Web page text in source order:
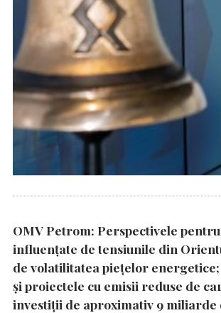
OMV Petrom: Perspectivele pentru
influențate de tensiunile din
de volatilitatea piețelor energetice;
și proiectele cu emisii reduse de
investiții de aproximativ 9 miliarde